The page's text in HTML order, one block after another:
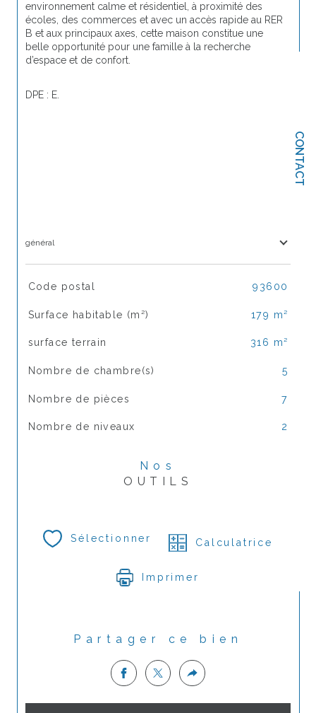
CONTACT
environnement calme et résidentiel, à proximité des
écoles, des commerces et avec un accès rapide au RER
B et aux principaux axes, cette maison constitue une
belle opportunité pour une famille à la recherche
d’espace et de confort.
DPE : E.
général
TRAD_SIROCCO_Caracteristique
Code postal 93600
Surface habitable (m²) 179 m²
surface terrain 316 m²
Nombre de chambre(s) 5
Nombre de pièces 7
Nombre de niveaux 2
Nos
OUTILS
Sélectionner Calculatrice
Imprimer
Partager ce bien